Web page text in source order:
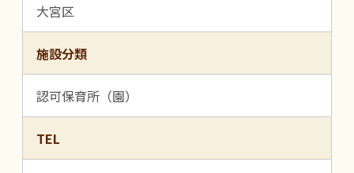
大宮区
施設分類
認可保育所（園）
TEL